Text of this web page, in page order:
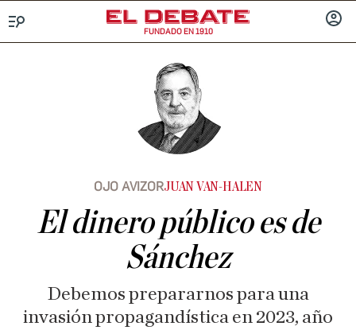
FUNDADO EN 1910
OJO AVIZORJUAN VAN-HALEN
El dinero público es de
Sánchez
Debemos prepararnos para una
invasión propagandística en 2023, año